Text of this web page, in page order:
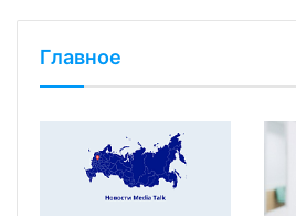
Главное